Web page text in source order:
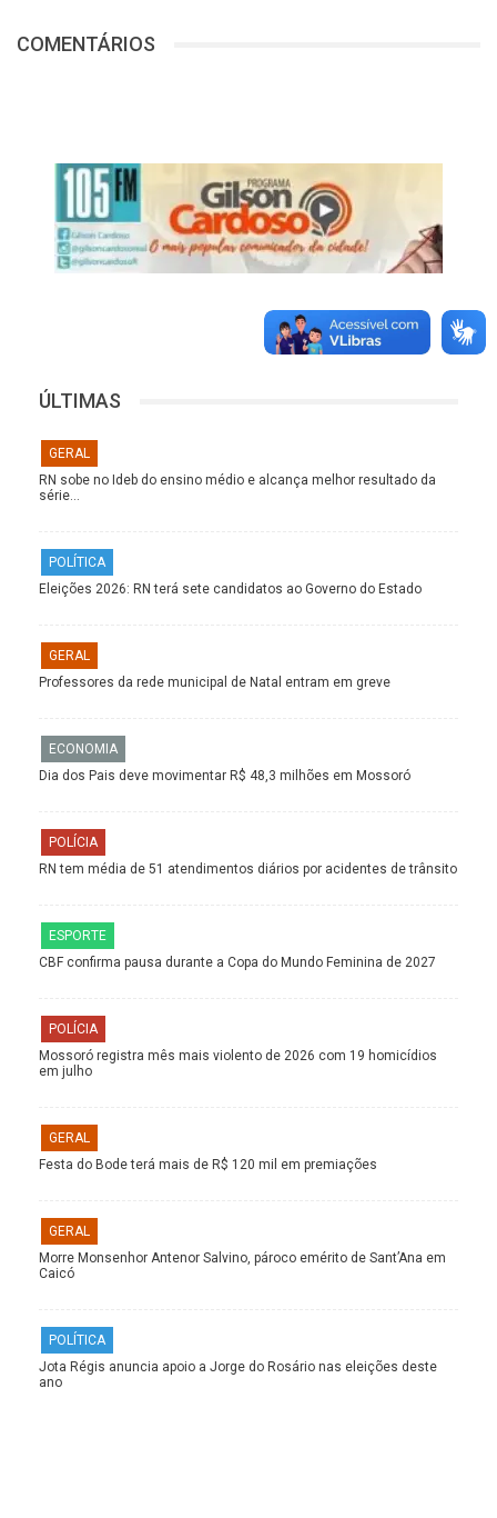
COMENTÁRIOS
ÚLTIMAS
GERAL
RN sobe no Ideb do ensino médio e alcança melhor resultado da
série…
POLÍTICA
Eleições 2026: RN terá sete candidatos ao Governo do Estado
GERAL
Professores da rede municipal de Natal entram em greve
ECONOMIA
Dia dos Pais deve movimentar R$ 48,3 milhões em Mossoró
POLÍCIA
RN tem média de 51 atendimentos diários por acidentes de trânsito
ESPORTE
CBF confirma pausa durante a Copa do Mundo Feminina de 2027
POLÍCIA
Mossoró registra mês mais violento de 2026 com 19 homicídios
em julho
GERAL
Festa do Bode terá mais de R$ 120 mil em premiações
GERAL
Morre Monsenhor Antenor Salvino, pároco emérito de Sant’Ana em
Caicó
POLÍTICA
Jota Régis anuncia apoio a Jorge do Rosário nas eleições deste
ano